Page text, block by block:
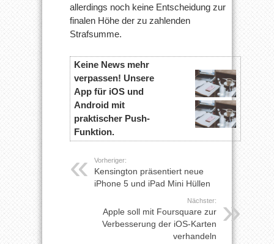
allerdings noch keine Entscheidung zur
finalen Höhe der zu zahlenden
Strafsumme.
Keine News mehr
verpassen! Unsere
App für iOS und
Android mit
praktischer Push-
Funktion.
Vorheriger:
Kensington präsentiert neue
iPhone 5 und iPad Mini Hüllen
Nächster:
Apple soll mit Foursquare zur
Verbesserung der iOS-Karten
verhandeln